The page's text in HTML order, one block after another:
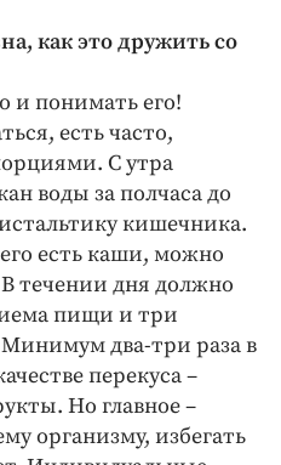
как это дружить со
и понимать его!
есть часто,
С утра
воды за полчаса до
кишечника.
есть каши, можно
течении дня должно
пищи и три
два-три раза в
перекуса –
Но главное –
организму, избегать